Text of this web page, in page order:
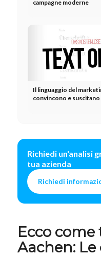
campagne moderne
Il linguaggio del
convincono e
Richiedi un'analisi
tua azienda
Richiedi
Ecco
Aachen: